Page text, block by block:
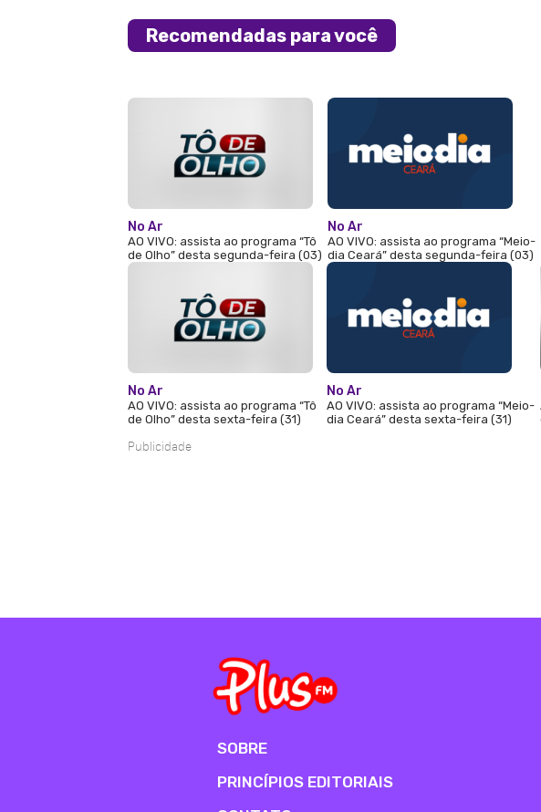
Recomendadas para você
No Ar
AO VIVO: assista ao programa “Tô
de Olho” desta segunda-feira (03)
No Ar
AO VIVO: assista ao programa “Meio-
dia Ceará” desta segunda-feira (03)
No Ar
AO VIVO: assista ao programa “Tô
de Olho” desta sexta-feira (31)
No Ar
AO VIVO: assista ao programa “Meio-
dia Ceará” desta sexta-feira (31)
Publicidade
SOBRE
PRINCÍPIOS EDITORIAIS